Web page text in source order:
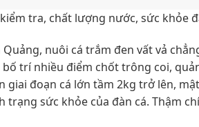
tra, chất lượng nước, sức khỏe
nuôi cá trắm đen vất vả
trí nhiều điểm chốt trông coi,
giai đoạn cá lớn tầm 2kg trở lên,
sức khỏe của đàn cá. Thậm